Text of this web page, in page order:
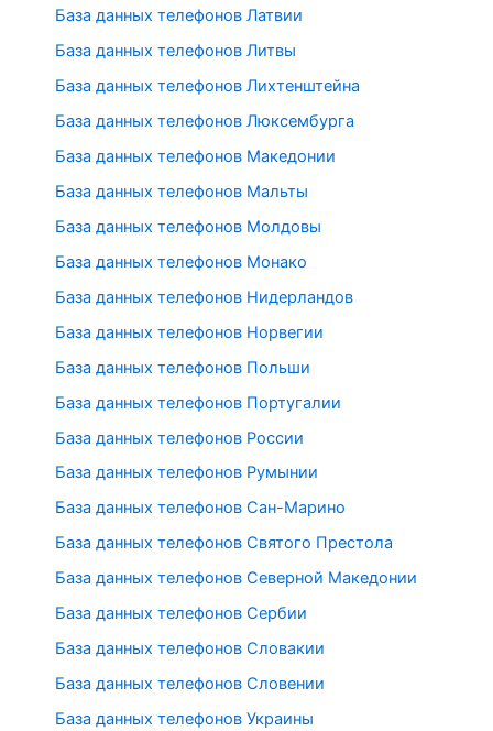
База данных телефонов Латвии
База данных телефонов Литвы
База данных телефонов Лихтенштейна
База данных телефонов Люксембурга
База данных телефонов Македонии
База данных телефонов Мальты
База данных телефонов Молдовы
База данных телефонов Монако
База данных телефонов Нидерландов
База данных телефонов Норвегии
База данных телефонов Польши
База данных телефонов Португалии
База данных телефонов России
База данных телефонов Румынии
База данных телефонов Сан-Марино
База данных телефонов Святого Престола
База данных телефонов Северной Македонии
База данных телефонов Сербии
База данных телефонов Словакии
База данных телефонов Словении
База данных телефонов Украины